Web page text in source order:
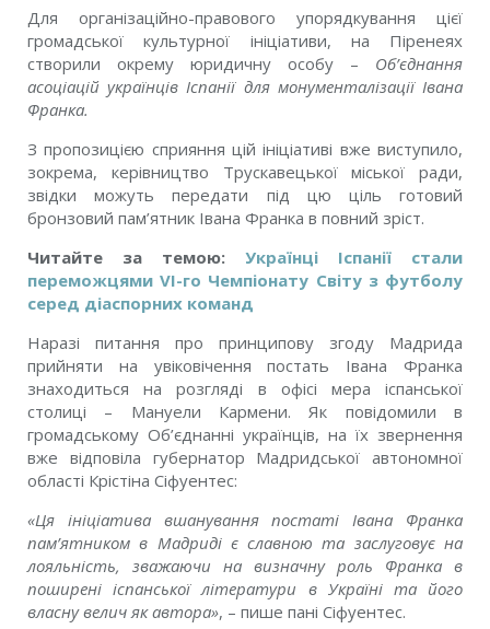
Для організаційно-правового упорядкування цієї
громадської культурної ініціативи, на Піренеях
створили окрему юридичну особу – Об’єднання
асоціацій українців Іспанії для монументалізації Івана
Франка.
З пропозицією сприяння цій ініціативі вже виступило,
зокрема, керівництво Трускавецької міської ради,
звідки можуть передати під цю ціль готовий
бронзовий пам’ятник Івана Франка в повний зріст.
Читайте за темою: Українці Іспанії стали
переможцями VI-го Чемпіонату Світу з футболу
серед діаспорних команд
Наразі питання про принципову згоду Мадрида
прийняти на увіковічення постать Івана Франка
знаходиться на розгляді в офісі мера іспанської
столиці – Мануели Кармени. Як повідомили в
громадському Об’єднанні українців, на їх звернення
вже відповіла губернатор Мадридської автономної
області Крістіна Сіфуентес:
«Ця ініціатива вшанування постаті Івана Франка
пам’ятником в Мадриді є славною та заслуговує на
лояльність, зважаючи на визначну роль Франка в
поширені іспанської літератури в Україні та його
власну велич як автора», – пише пані Сіфуентес.